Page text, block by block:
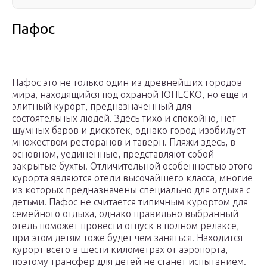
Пафос
Пафос это не только один из древнейших городов
мира, находящийся под охраной ЮНЕСКО, но еще и
элитный курорт, предназначенный для
состоятельных людей. Здесь тихо и спокойно, нет
шумных баров и дискотек, однако город изобилует
множеством ресторанов и таверн. Пляжи здесь, в
основном, уединенные, представляют собой
закрытые бухты. Отличительной особенностью этого
курорта являются отели высочайшего класса, многие
из которых предназначены специально для отдыха с
детьми. Пафос не считается типичным курортом для
семейного отдыха, однако правильно выбранный
отель поможет провести отпуск в полном релаксе,
при этом детям тоже будет чем заняться. Находится
курорт всего в шести километрах от аэропорта,
поэтому трансфер для детей не станет испытанием.